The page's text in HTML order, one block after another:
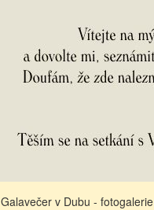
Galavečer v Dubu - fotogalerie